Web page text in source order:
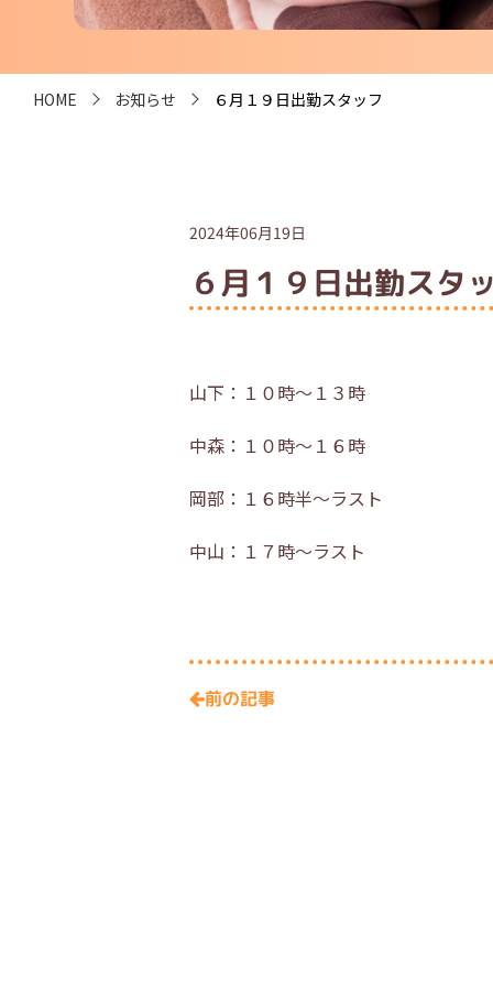
HOME お知らせ ６月１９日出勤スタッフ
2024年06月19日
６月１９日出勤スタ
山下：１０時～１３時
中森：１０時～１６時
岡部：１６時半～ラスト
中山：１７時～ラスト
前の記事